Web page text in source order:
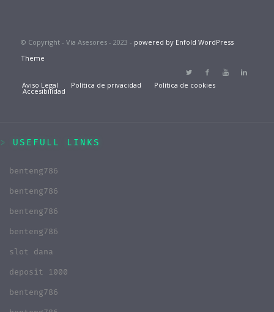
© Copyright - Via Asesores - 2023 - powered by Enfold WordPress
Theme
Aviso Legal Política de privacidad Política de cookies
Accesibilidad
USEFULL LINKS
benteng786
benteng786
benteng786
benteng786
slot dana
deposit 1000
benteng786